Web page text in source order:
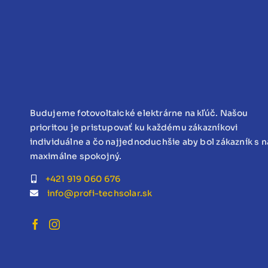
Budujeme fotovoltaické elektrárne na kľúč. Našou
prioritou je pristupovať ku každému zákazníkovi
individuálne a čo najjednoduchšie aby bol zákazník s
maximálne spokojný.
+421 919 060 676
info@profi-techsolar.sk